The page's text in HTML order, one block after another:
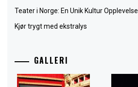
Teater i Norge: En Unik Kultur Opplevelse
Kjør trygt med ekstralys
GALLERI